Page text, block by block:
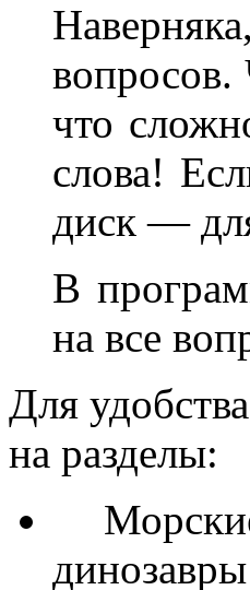
вопросов.
что
слова!
диск —
В
на все
Для
на разделы:
динозавры